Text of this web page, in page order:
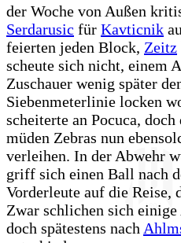
der Woche von Außen
Serdarusic für Kavticnik
feierten jeden Block, Zeitz
scheute sich nicht, einem
Zuschauer wenig später
Siebenmeterlinie locken
scheiterte an Pocuca,
müden Zebras nun
verleihen. In der Abwehr
griff sich einen Ball nach
Vorderleute auf die Reise,
Zwar schlichen sich
doch spätestens nach